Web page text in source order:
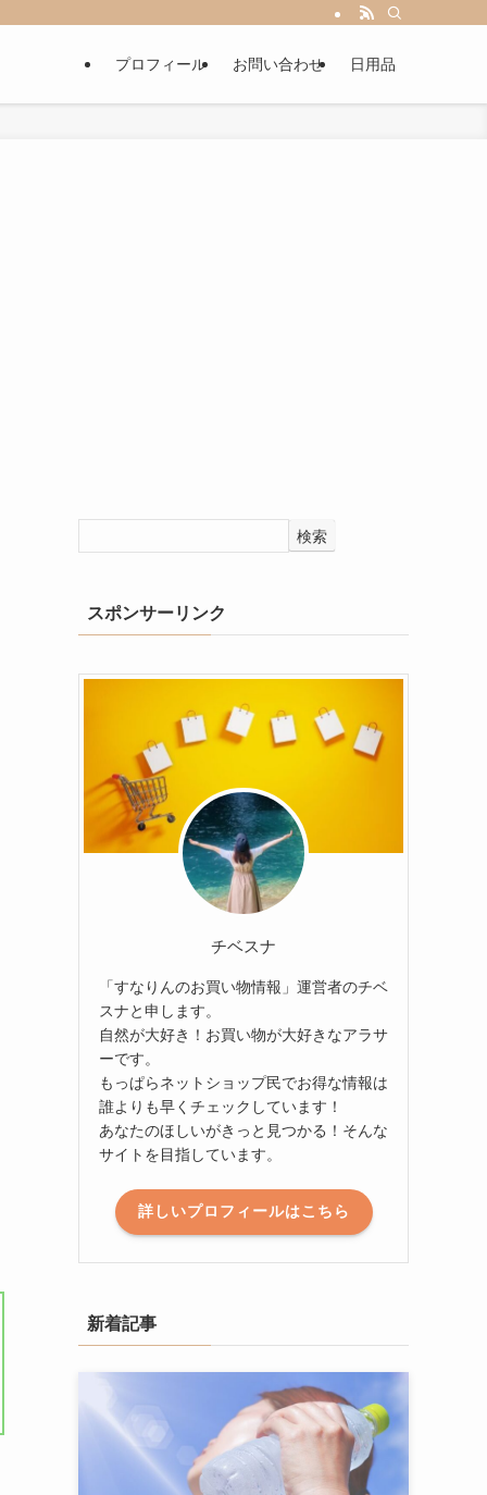
プロフィール お問い合わせ 日用品
検索
スポンサーリンク
チベスナ
「すなりんのお買い物情報」運営者のチベ
スナと申します。
自然が大好き！お買い物が大好きなアラサ
ーです。
もっぱらネットショップ民でお得な情報は
誰よりも早くチェックしています！
あなたのほしいがきっと見つかる！そんな
サイトを目指しています。
詳しいプロフィールはこちら
新着記事